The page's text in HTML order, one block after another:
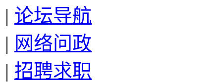
| 论坛导航
| 网络问政
| 招聘求职